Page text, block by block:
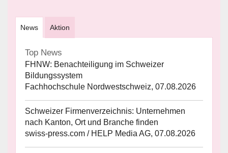
News Aktion
Top News
FHNW: Benachteiligung im Schweizer
Bildungssystem
Fachhochschule Nordwestschweiz, 07.08.2026
Schweizer Firmenverzeichnis: Unternehmen
nach Kanton, Ort und Branche finden
swiss-press.com / HELP Media AG, 07.08.2026